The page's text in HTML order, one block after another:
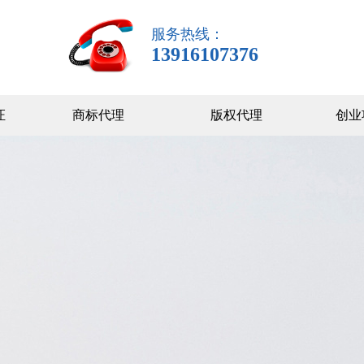
商标代理 版权代理 创
服务热线：
13916107376